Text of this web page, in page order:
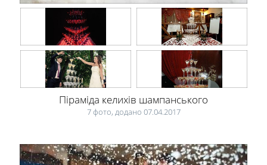
Піраміда келихів шампанського
7 фото, додано 07.04.2017